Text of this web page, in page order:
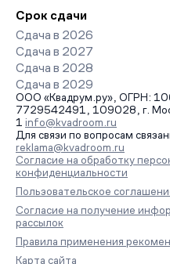
Срок сдачи
Сдача в 2026
Сдача в 2027
Сдача в 2028
Сдача в 2029
ООО «Квадрум.ру», ОГРН:
7729542491, 109028, г.
1 info@kvadroom.ru
Для связи по вопросам
reklama@kvadroom.ru
Согласие на обработку
конфиденциальности
Пользовательское
Согласие на получение
рассылок
Правила применения
Карта сайта